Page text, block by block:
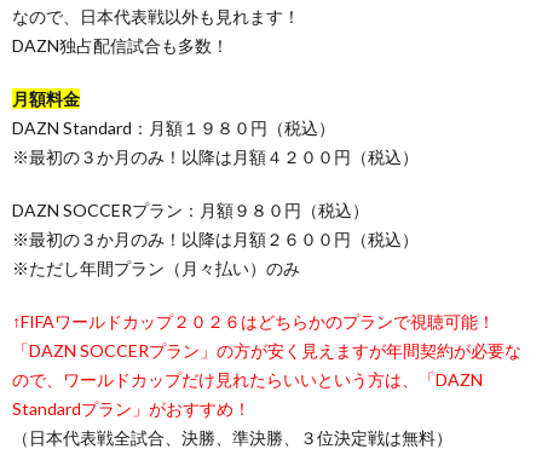
なので、日本代表戦以外も見れます！
DAZN独占配信試合も多数！
月額料金
DAZN Standard：月額１９８０円（税込）
※最初の３か月のみ！以降は月額４２００円（税込）
DAZN SOCCERプラン：月額９８０円（税込）
※最初の３か月のみ！以降は月額２６００円（税込）
※ただし年間プラン（月々払い）のみ
↑FIFAワールドカップ２０２６はどちらかのプランで視聴可能！
「DAZN SOCCERプラン」の方が安く見えますが年間契約が必要な
ので、ワールドカップだけ見れたらいいという方は、「DAZN
Standardプラン」がおすすめ！
（日本代表戦全試合、決勝、準決勝、３位決定戦は無料）